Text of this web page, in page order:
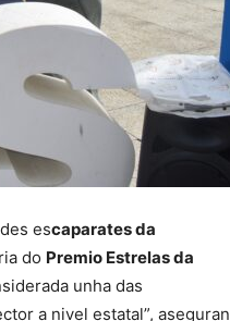
escaparates da
do Premio Estrelas da
unha das
a nivel estatal”, aseguran